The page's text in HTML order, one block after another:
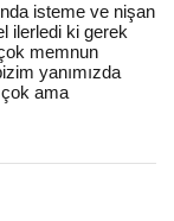
isteme ve nişan
ilerledi ki gerek
memnun
yanımızda
çok ama